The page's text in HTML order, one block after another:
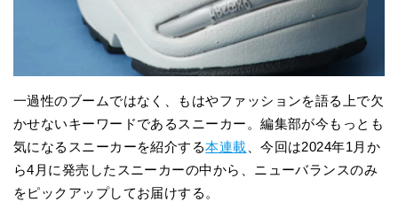
一過性のブームではなく、もはやファッションを語る上で欠
かせないキーワードであるスニーカー。編集部が今もっとも
気になるスニーカーを紹介する本連載、今回は2024年1月か
ら4月に発売したスニーカーの中から、ニューバランスのみ
をピックアップしてお届けする。